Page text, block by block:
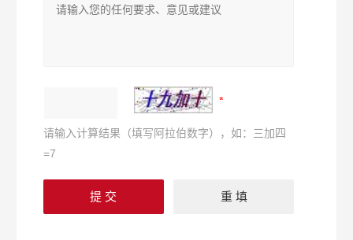
请输入计算结果（填写阿拉伯数字），如：三加四
=7